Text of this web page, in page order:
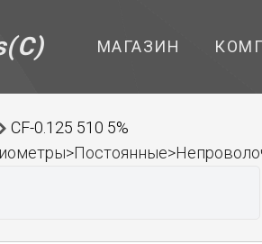
МАГАЗИН
CF-0.125 510 5%